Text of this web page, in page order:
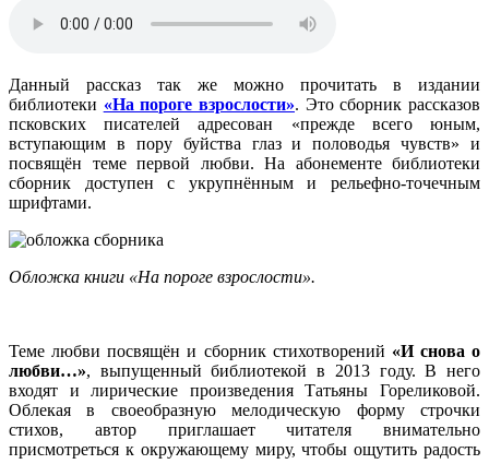
Данный рассказ так же можно прочитать в издании
библиотеки «На пороге взрослости». Это сборник рассказов
псковских писателей адресован «прежде всего юным,
вступающим в пору буйства глаз и половодья чувств» и
посвящён теме первой любви. На абонементе библиотеки
сборник доступен с укрупнённым и рельефно-точечным
шрифтами.
Обложка книги «На пороге взрослости».
Теме любви посвящён и сборник стихотворений «И снова о
любви…», выпущенный библиотекой в 2013 году. В него
входят и лирические произведения Татьяны Гореликовой.
Облекая в своеобразную мелодическую форму строчки
стихов, автор приглашает читателя внимательно
присмотреться к окружающему миру, чтобы ощутить радость